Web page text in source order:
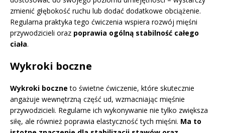
zmienić głębokość ruchu lub dodać dodatkowe obciążenie.
Regularna praktyka tego ćwiczenia wspiera rozwój mięśni
przywodzicieli oraz poprawia ogólną stabilność całego
ciała.
Wykroki boczne
Wykroki boczne to świetne ćwiczenie, które skutecznie
angażuje wewnętrzną część ud, wzmacniając mięśnie
przywodzicieli. Regularne ich wykonywanie nie tylko zwiększa
siłę, ale również poprawia elastyczność tych mięśni. Ma to